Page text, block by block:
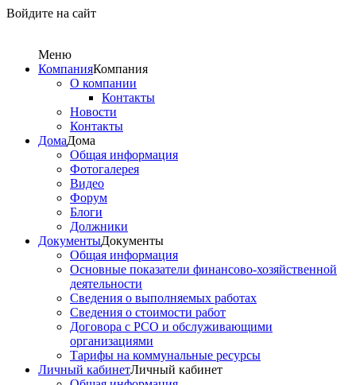
Войдите на сайт
Меню
КомпанияКомпания
О компании
Контакты
Новости
Контакты
ДомаДома
Общая информация
Фотогалерея
Видео
Форум
Блоги
Должники
ДокументыДокументы
Общая информация
Основные показатели финансово-хозяйственной
деятельности
Сведения о выполняемых работах
Сведения о стоимости работ
Договора с РСО и обслуживающими
организациями
Тарифы на коммунальные ресурсы
Личный кабинетЛичный кабинет